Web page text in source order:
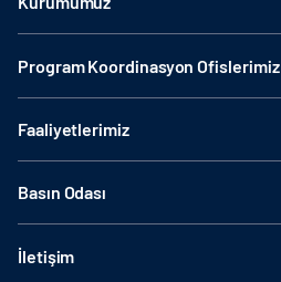
Program Koordinasyon Ofislerimiz
Faaliyetlerimiz
Basın Odası
İletişim